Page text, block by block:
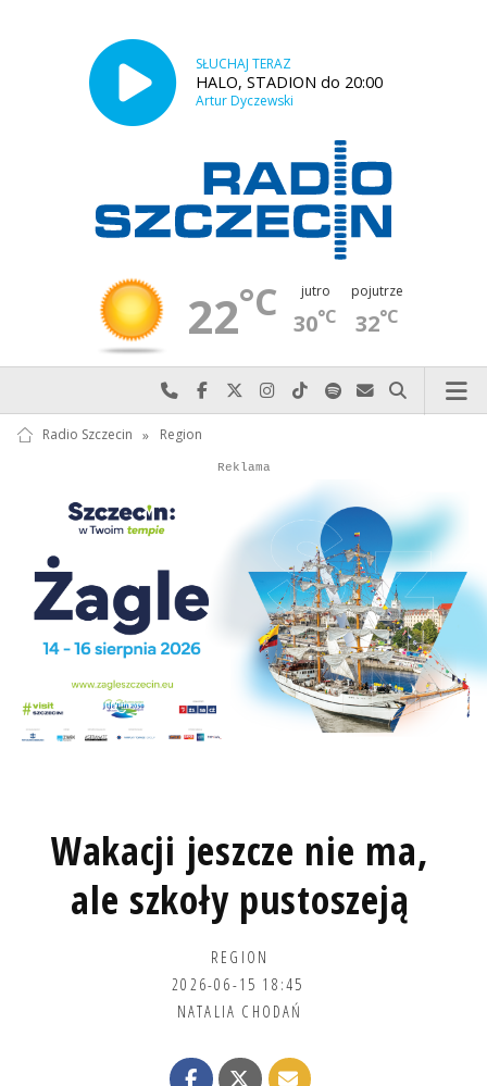
SŁUCHAJ TERAZ
HALO, STADION do 20:00
Artur Dyczewski
22°C jutro
30°C
pojutrze
32°C
Najlepiej po prostu do nas zadzwoń
Odwiedź nas na Facebook-u
Odwiedź nas na X
Odwiedź nas na Instagram-ie
Odwiedź nas na TikTok-u
Szukaj nas na Spotify
Wyślij do nas
Szukaj
Radio Szczecin » Region
Autopromocja
Reklama
Wakacji jeszcze nie ma,
ale szkoły pustoszeją
REGION
2026-06-15 18:45
NATALIA CHODAŃ